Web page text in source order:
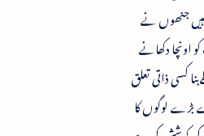
جنھوں نے
اونچا دکھانے
کسی ذاتی تعلق
لوگوں کا